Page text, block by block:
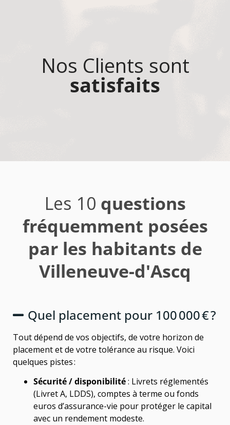
Nos Clients sont
satisfaits
Les 10 questions
fréquemment posées
par les habitants de
Villeneuve-d'Ascq
Quel placement pour 100 000 € ?
Tout dépend de vos objectifs, de votre horizon de
placement et de votre tolérance au risque. Voici
quelques pistes :
Sécurité / disponibilité: Livrets réglementés
(Livret A, LDDS), comptes à terme ou fonds
euros d’assurance-vie pour protéger le capital
avec un rendement modeste.